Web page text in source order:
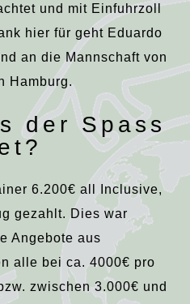
und mit Einfuhrzoll
hier für geht Eduardo
an die Mannschaft von
Hamburg.
der Spass
6.200€ all Inclusive,
gezahlt. Dies war
Angebote aus
alle bei ca. 4000€ pro
zwischen 3.000€ und